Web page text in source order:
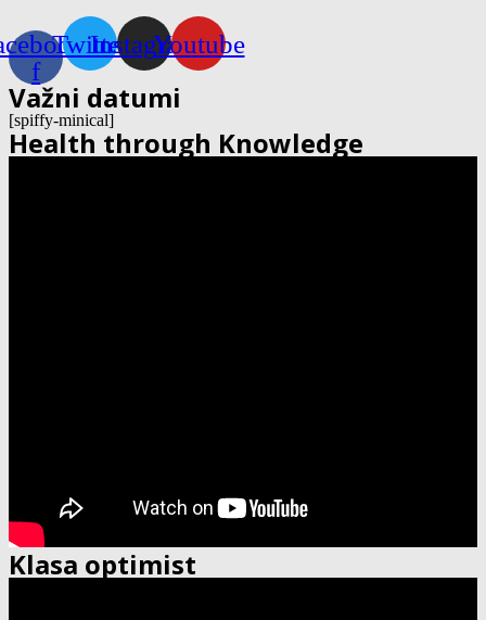
f
TwitterInstagramYoutube
Važni datumi
[spiffy-minical]
Health through Knowledge
Klasa optimist